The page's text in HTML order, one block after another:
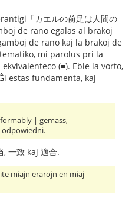
「カエルの前足は人間の
de rano egalas al brakoj
de rano kaj la brakoj de
mi parolus pri la
(≡). Eble la vorto,
estas fundamenta, kaj
| gemäss,
一致 kaj 適合.
miajn erarojn en miaj